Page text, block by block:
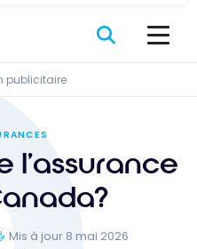
publicitaire
l’assurance
Mis à jour 8 mai 2026